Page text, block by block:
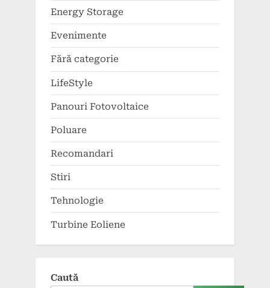
Energy Storage
Evenimente
Fără categorie
LifeStyle
Panouri Fotovoltaice
Poluare
Recomandari
Stiri
Tehnologie
Turbine Eoliene
Caută